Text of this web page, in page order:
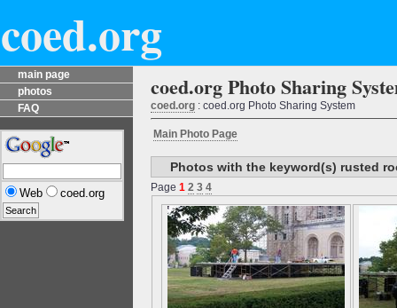
coed.org
main page
photos
FAQ
Web coed.org
coed.org Photo Sharing
coed.org : coed.org Photo Sharing System
Main Photo Page
Photos with the keyword(s) rusted
Page 1 2 3 4